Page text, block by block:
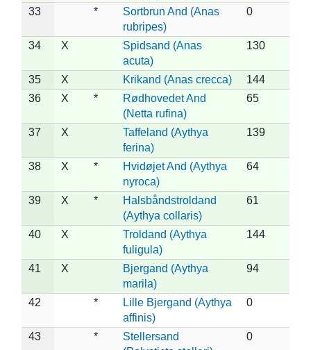
33 *
Sortbrun And (Anas
rubripes)
0
34 X
Spidsand (Anas
acuta)
130
35 X Krikand (Anas crecca)
144
36
X *
Rødhovedet And
(Netta rufina)
65
37 X
Taffeland (Aythya
ferina)
139
38 X *
Hvidøjet And (Aythya
nyroca)
64
39 X *
Halsbåndstroldand
(Aythya collaris)
61
40 X
Troldand (Aythya
fuligula)
144
41 X
Bjergand (Aythya
marila)
94
42 *
Lille Bjergand (Aythya
affinis)
0
43 *
Stellersand
0